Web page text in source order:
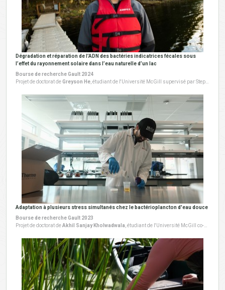
Dégradation et réparation de l’ADN des bactéries indicatrices fécales sous
l’effet du rayonnement solaire dans l’eau naturelle d’un lac
Bourse de recherche Gault 2024
Projet de doctorat deGreyson He , étudiant de l'Université McGill supervisé par Stephanie Loeb. Ce projet a débuté en 2024.
Adaptation à plusieurs stress simultanés chez le bactérioplancton d'eau douce
Bourse de recherche Gault 2023
Projet de doctorat deAkhil Sanjay Kholwadwala, étudiant de l'Université McGill co-supervisé par Rowan Barrett et Jesse Shapiro. Ce projet a débuté en 2023 au LEAP.